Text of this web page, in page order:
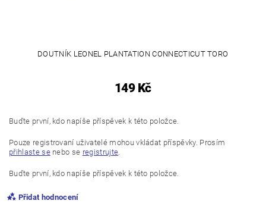
DOUTNÍK LEONEL PLANTATION CONNECTICUT TORO
149 Kč
Buďte první, kdo napíše příspěvek k této položce.
Pouze registrovaní uživatelé mohou vkládat příspěvky. Prosím
přihlaste senebo se registrujte
Buďte první, kdo napíše příspěvek k této položce.
Přidat hodnocení